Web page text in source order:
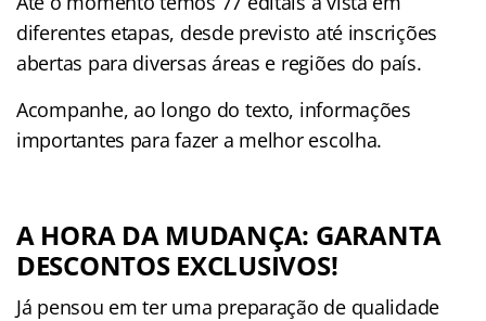
diferentes etapas, desde previsto até inscrições
abertas para diversas áreas e regiões do país.
Acompanhe, ao longo do texto, informações
importantes para fazer a melhor escolha.
A HORA DA MUDANÇA: GARANTA
DESCONTOS EXCLUSIVOS!
Já pensou em ter uma preparação de qualidade